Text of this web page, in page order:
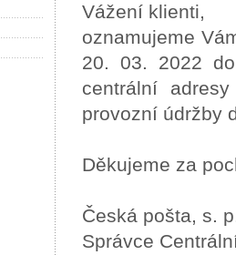
Vážení klienti,
oznamujeme
20. 03. 2022
centrální
provozní údržby
Děkujeme za
Česká pošta, s.
Správce